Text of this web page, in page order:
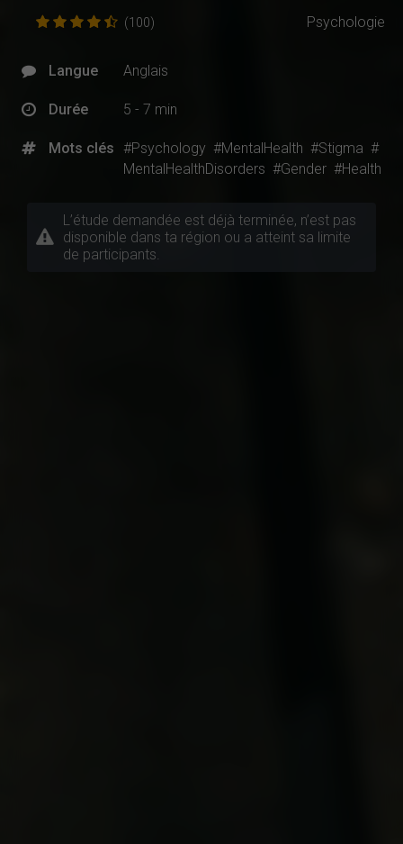
(100) Psychologie
Langue Anglais
Durée 5 - 7 min
Mots clés #Psychology #MentalHealth #Stigma #
MentalHealthDisorders #Gender #Health
L’étude demandée est déjà terminée, n’est pas
disponible dans ta région ou a atteint sa limite
de participants.